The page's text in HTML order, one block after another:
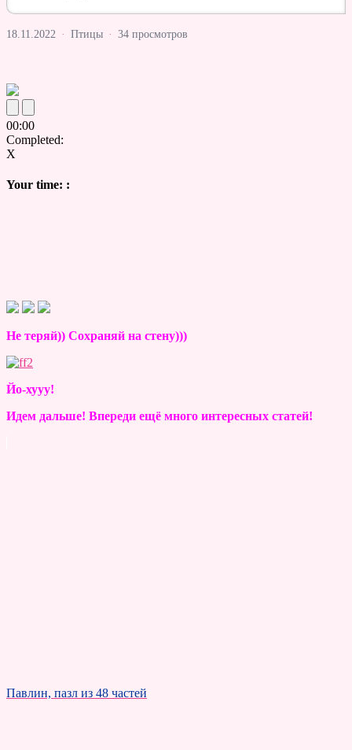
18.11.2022 · Птицы · 34 просмотров
00:00
Completed:
X
Your time: :
Не теряй)) Сохраняй на стену)))
Йо-хууу!
Идем дальше! Впереди ещё много интересных статей!
Павлин, пазл из 48 частей